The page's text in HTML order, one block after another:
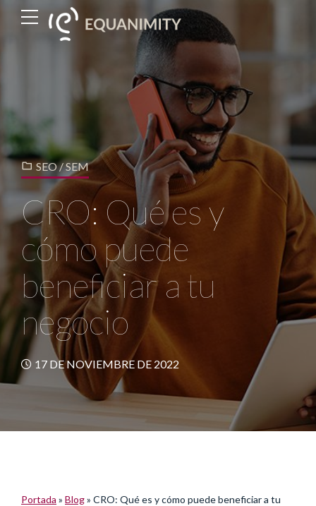
SEO / SEM
CRO: Qué es y
cómo puede
beneficiar a tu
negocio
17 DE NOVIEMBRE DE 2022
Portada » Blog» CRO: Qué es y cómo puede beneficiar a tu